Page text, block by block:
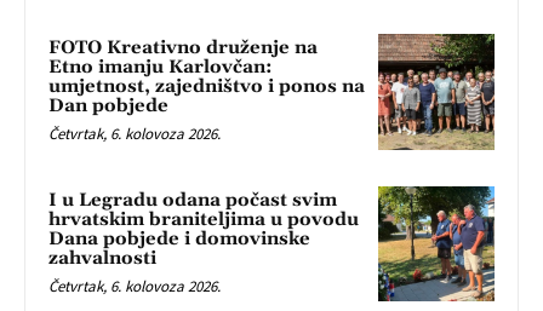
FOTO Kreativno druženje na
Etno imanju Karlovčan:
umjetnost, zajedništvo i ponos na
Dan pobjede
Četvrtak, 6. kolovoza 2026.
I u Legradu odana počast svim
hrvatskim braniteljima u povodu
Dana pobjede i domovinske
zahvalnosti
Četvrtak, 6. kolovoza 2026.